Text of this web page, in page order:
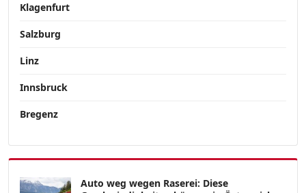
Klagenfurt
Salzburg
Linz
Innsbruck
Bregenz
Auto weg wegen Raserei: Diese